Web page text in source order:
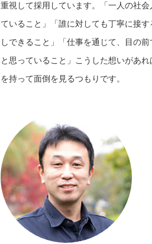
重視して採用しています。「一人の社
ていること」「誰に対しても丁寧に接
しできること」「仕事を通じて、目の
と思っていること」こうした想いがあ
を持って面倒を見るつもりです。